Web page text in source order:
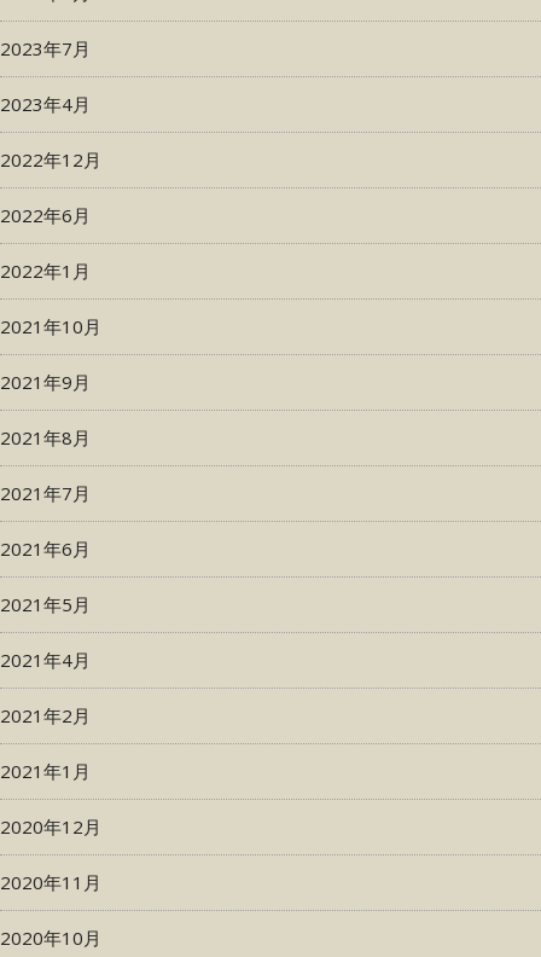
2023年7月
2023年4月
2022年12月
2022年6月
2022年1月
2021年10月
2021年9月
2021年8月
2021年7月
2021年6月
2021年5月
2021年4月
2021年2月
2021年1月
2020年12月
2020年11月
2020年10月